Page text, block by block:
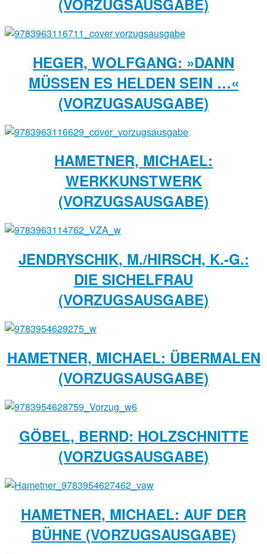
HEGER, WOLFGANG: »DANN
MÜSSEN ES HELDEN SEIN …«
(VORZUGSAUSGABE)
HAMETNER, MICHAEL:
WERKKUNSTWERK
(VORZUGSAUSGABE)
JENDRYSCHIK, M./HIRSCH, K.-G.:
DIE SICHELFRAU
(VORZUGSAUSGABE)
HAMETNER, MICHAEL: ÜBERMALEN
(VORZUGSAUSGABE)
GÖBEL, BERND: HOLZSCHNITTE
(VORZUGSAUSGABE)
HAMETNER, MICHAEL: AUF DER
BÜHNE (VORZUGSAUSGABE)